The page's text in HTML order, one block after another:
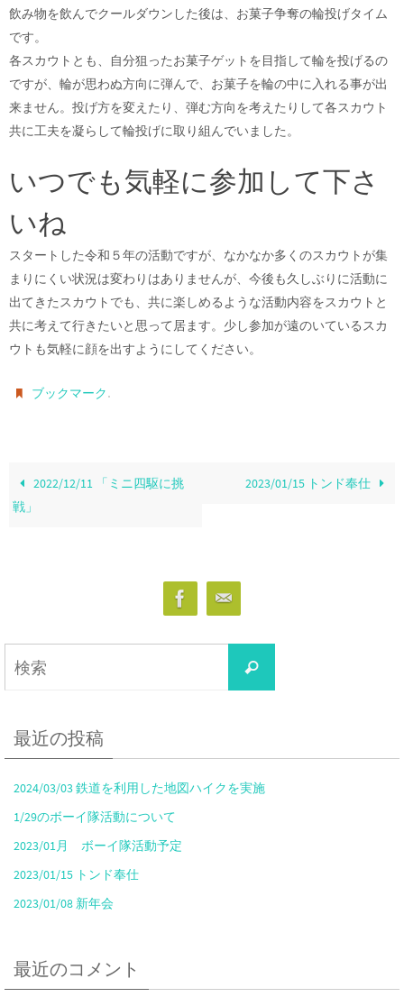
飲み物を飲んでクールダウンした後は、お菓子争奪の輪投げタイム
です。
各スカウトとも、自分狙ったお菓子ゲットを目指して輪を投げるの
ですが、輪が思わぬ方向に弾んで、お菓子を輪の中に入れる事が出
来ません。投げ方を変えたり、弾む方向を考えたりして各スカウト
共に工夫を凝らして輪投げに取り組んでいました。
いつでも気軽に参加して下さ
いね
スタートした令和５年の活動ですが、なかなか多くのスカウトが集
まりにくい状況は変わりはありませんが、今後も久しぶりに活動に
出てきたスカウトでも、共に楽しめるような活動内容をスカウトと
共に考えて行きたいと思って居ます。少し参加が遠のいているスカ
ウトも気軽に顔を出すようにしてください。
ブックマーク.
2022/12/11 「ミニ四駆に挑
戦」
2023/01/15 トンド奉仕
最近の投稿
2024/03/03 鉄道を利用した地図ハイクを実施
1/29のボーイ隊活動について
2023/01月 ボーイ隊活動予定
2023/01/15 トンド奉仕
2023/01/08 新年会
最近のコメント